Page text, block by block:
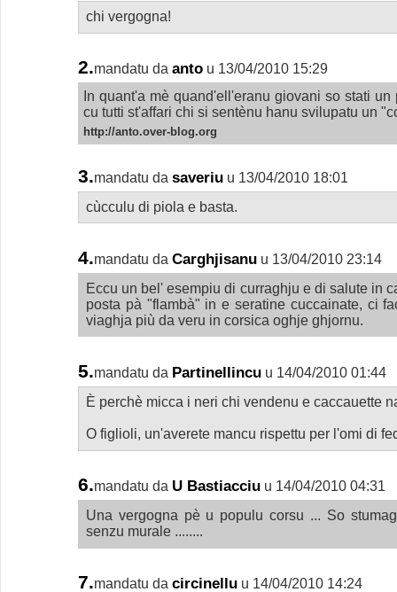
chi vergogna!
2.mandatu da anto u 13/04/2010 15:29
In quant'a mè quand'ell'eranu giovani so stati
cu tutti st'affari chi si sentènu hanu svilupatu un
http://anto.over-blog.org
3.mandatu da saveriu u 13/04/2010 18:01
cùcculu di piola e basta.
4.mandatu da Carghjisanu u 13/04/2010 23:14
Eccu un bel' esempiu di curraghju e di salute in
posta pà "flambà" in e seratine cuccainate, ci
viaghja più da veru in corsica oghje ghjornu.
5.mandatu da Partinellincu u 14/04/2010 01:44
È perchè micca i neri chi vendenu e caccauette
O figlioli, un'averete mancu rispettu per l'omi di
6.mandatu da U Bastiacciu u 14/04/2010 04:31
Una vergogna pè u populu corsu ... So
senzu murale ........
7.mandatu da circinellu u 14/04/2010 14:24